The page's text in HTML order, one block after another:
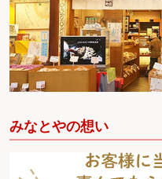
みなとやの想い